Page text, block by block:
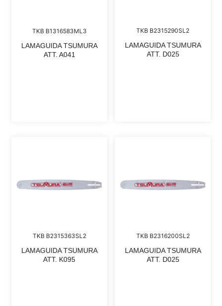
TKB B1316583ML3
LAMAGUIDA TSUMURA
ATT. A041
TKB B2315290SL2
LAMAGUIDA TSUMURA
ATT. D025
TKB B2315363SL2
LAMAGUIDA TSUMURA
ATT. K095
TKB B2316200SL2
LAMAGUIDA TSUMURA
ATT. D025